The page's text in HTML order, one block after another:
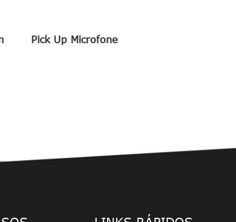
Pick Up Microfone